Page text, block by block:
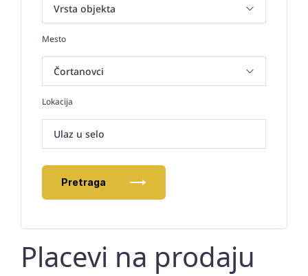
Mesto
Lokacija
Ulaz u selo
Pretraga
Placevi na prodaju